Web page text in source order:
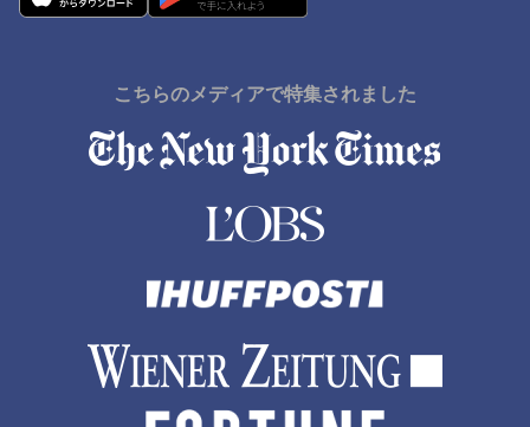
こちらのメディアで特集されました